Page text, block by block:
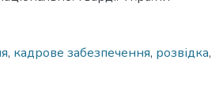
, кадрове забезпечення, розвідка,